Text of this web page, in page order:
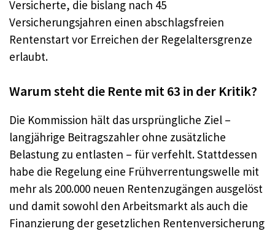
Versicherte, die bislang nach 45
Versicherungsjahren einen abschlagsfreien
Rentenstart vor Erreichen der Regelaltersgrenze
erlaubt.
Warum steht die Rente mit 63 in der Kritik?
Die Kommission hält das ursprüngliche Ziel –
langjährige Beitragszahler ohne zusätzliche
Belastung zu entlasten – für verfehlt. Stattdessen
habe die Regelung eine Frühverrentungswelle mit
mehr als 200.000 neuen Rentenzugängen ausgelöst
und damit sowohl den Arbeitsmarkt als auch die
Finanzierung der gesetzlichen Rentenversicherung